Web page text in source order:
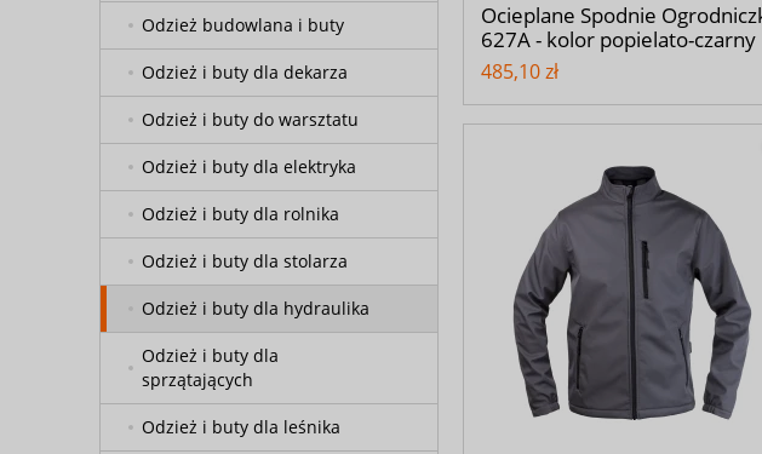
Odzież budowlana i buty
Odzież i buty dla dekarza
Odzież i buty do warsztatu
Odzież i buty dla elektryka
Odzież i buty dla rolnika
Odzież i buty dla stolarza
Odzież i buty dla hydraulika
Odzież i buty dla
sprzątających
Odzież i buty dla leśnika
Ocieplane Spodnie
627A - kolor popielato-czarny
485,10 zł